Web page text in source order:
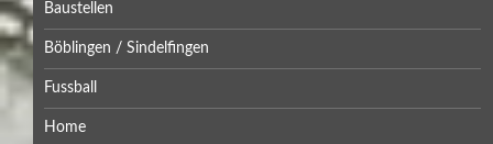
Baustellen
Böblingen / Sindelfingen
Fussball
Home